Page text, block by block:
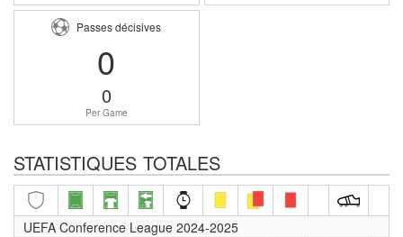
Passes décisives
0
0
Per Game
STATISTIQUES TOTALES
UEFA Conference League 2024-2025